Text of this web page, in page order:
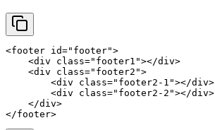
<footer id="footer">
<div class="footer1"></div>
<div class="footer2">
<div class="footer2-1"></div>
<div class="footer2-2"></div>
</div>
</footer>